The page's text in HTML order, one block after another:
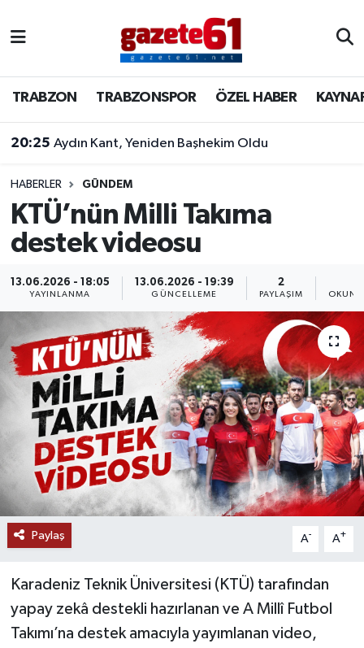
TRABZON TRABZONSPOR ÖZEL HABER
20:25 Aydın Kant, Yeniden Başhekim Oldu
HABERLER GÜNDEM
KTÜ’nün Milli Takıma
destek videosu
13.06.2026 - 18:05
YAYINLANMA
13.06.2026 - 19:39
GÜNCELLEME
2
PAYLAŞIM
Paylaş A- A+
Karadeniz Teknik Üniversitesi (KTÜ) tarafından
yapay zekâ destekli hazırlanan ve A Millî Futbol
Takımı’na destek amacıyla yayımlanan video,
TRABZONSPOR
ÖZEL HABER
KAYNAR KAZAN
SİYASET
Trabzon Nöbetçi Eczaneler
Trabzon Hava Durumu
Trabzon Namaz Vakitleri
Trabzon Trafik Yoğunluk Haritası
Süper Lig Puan Durumu ve Fikstür
Son Dakika Haberleri
Haber Arşivi